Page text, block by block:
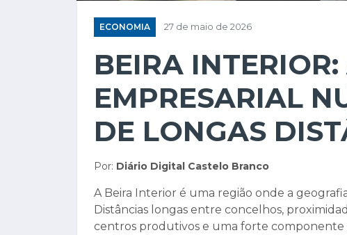
ECONOMIA 27 de maio de 2026
BEIRA
EMPRESARIAL
DE LONGAS
Por: Diário Digital Castelo Branco
A Beira Interior é uma região onde a
Distâncias longas entre concelhos,
centros produtivos e uma forte